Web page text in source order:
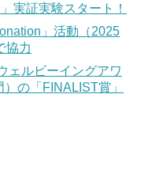
実証実験スタート！
」活動（2025
協力
ェルビーイングアワ
の「FINALIST賞」